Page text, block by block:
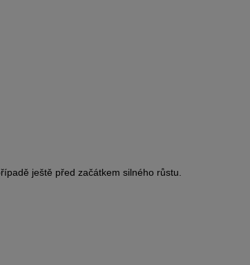
ještě před začátkem silného růstu.